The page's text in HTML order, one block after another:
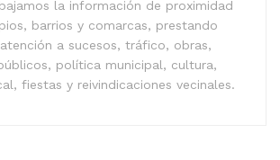
la información de proximidad
barrios y comarcas, prestando
a sucesos, tráfico, obras,
política municipal, cultura,
fiestas y reivindicaciones vecinales.